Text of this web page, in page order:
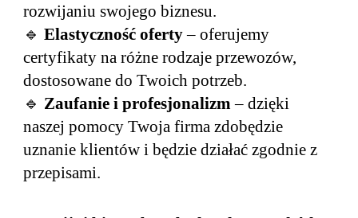
rozwijaniu swojego biznesu.
🔹Elastyczność oferty– oferujemy
certyfikaty na różne rodzaje przewozów,
dostosowane do Twoich potrzeb.
🔹 Zaufanie i profesjonalizm– dzięki
naszej pomocy Twoja firma zdobędzie
uznanie klientów i będzie działać zgodnie z
przepisami.